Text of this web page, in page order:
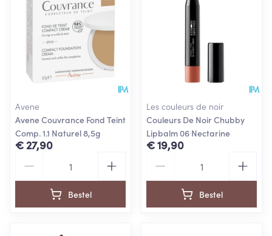
Avene
Avene Couvrance Fond Teint
Comp. 1.1 Naturel 8,5g
€ 27,90
Bestel
Les couleurs de noir
Couleurs De Noir Chubby
Lipbalm 06 Nectarine
€ 19,90
Bestel